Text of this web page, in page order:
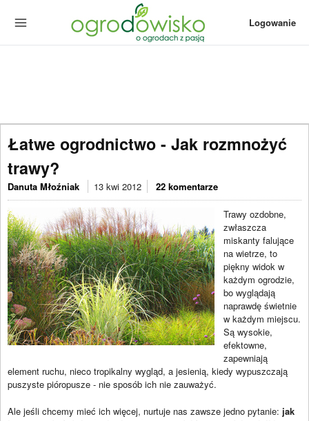
Logowanie
Łatwe ogrodnictwo - Jak rozmnożyć
trawy?
Danuta Młoźniak 13 kwi 2012 22 komentarze
Trawy ozdobne,
zwłaszcza
miskanty falujące
na wietrze, to
piękny widok w
każdym ogrodzie,
bo wyglądają
naprawdę świetnie
w każdym miejscu.
Są wysokie,
efektowne,
zapewniają
element ruchu, nieco tropikalny wygląd, a jesienią, kiedy wypuszczają
puszyste pióropusze - nie sposób ich nie zauważyć.
Ale jeśli chcemy mieć ich więcej, nurtuje nas zawsze jedno pytanie: jak